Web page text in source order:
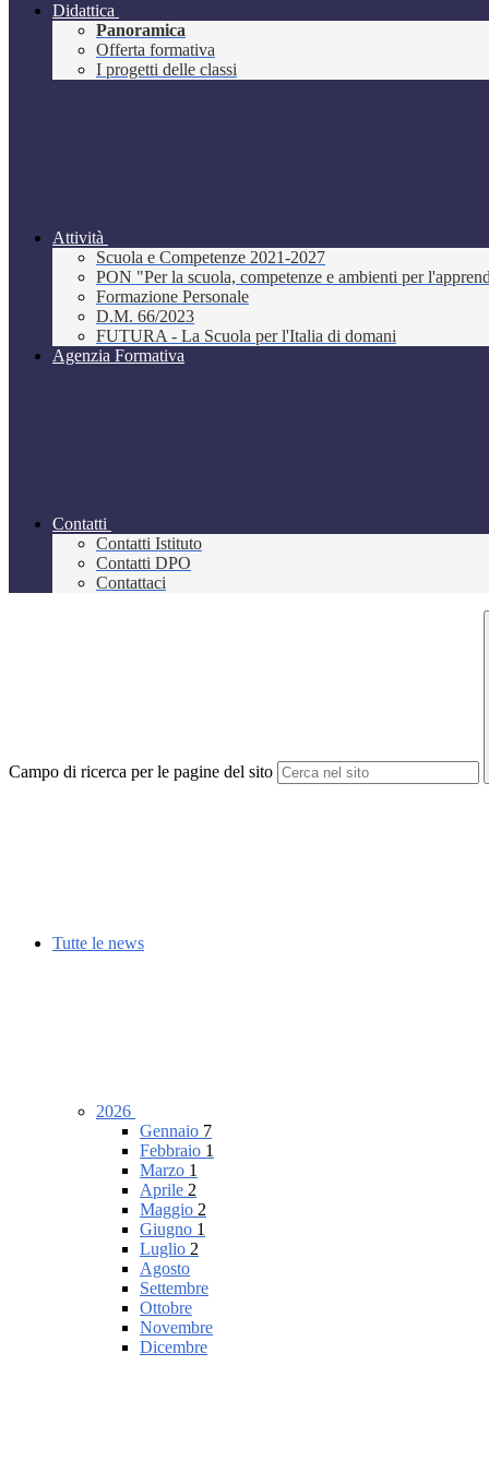
Didattica
Panoramica
Offerta formativa
I progetti delle classi
Attività
Scuola e Competenze 2021-2027
PON "Per la scuola, competenze e ambienti per
Formazione Personale
D.M. 66/2023
FUTURA - La Scuola per l'Italia di domani
Agenzia Formativa
Contatti
Contatti Istituto
Contatti DPO
Contattaci
Campo di ricerca per le pagine del sito
Tutte le news
2026
Gennaio 7
Febbraio 1
Marzo 1
Aprile 2
Maggio 2
Giugno 1
Luglio 2
Agosto
Settembre
Ottobre
Novembre
Dicembre